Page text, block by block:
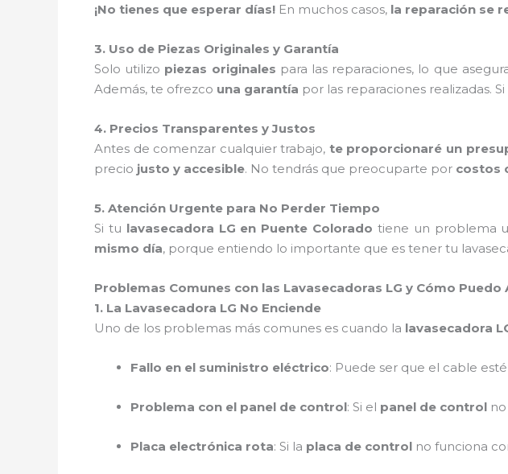
¡No tienes que esperar días! En muchos casos, la reparación se
3. Uso de Piezas Originales y Garantía
Solo utilizo piezas originales para las reparaciones, lo que
Además, te ofrezco una garantía por las reparaciones realizadas.
4. Precios Transparentes y Justos
Antes de comenzar cualquier trabajo, te proporcionaré un
precio justo y accesible. No tendrás que preocuparte por costos
5. Atención Urgente para No Perder Tiempo
Si tu lavasecadora LG en Puente Colorado tiene un problema
mismo día, porque entiendo lo importante que es tener tu
Problemas Comunes con las Lavasecadoras LG y Cómo Puedo
1. La Lavasecadora LG No Enciende
Uno de los problemas más comunes es cuando la lavasecadora
Fallo en el suministro eléctrico: Puede ser que el cable
Problema con el panel de control: Si el panel de control
Placa electrónica rota: Si la placa de control no funciona